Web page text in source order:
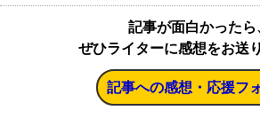
記事が面白かったら
ぜひライターに感想をお送
記事への感想・応援フ